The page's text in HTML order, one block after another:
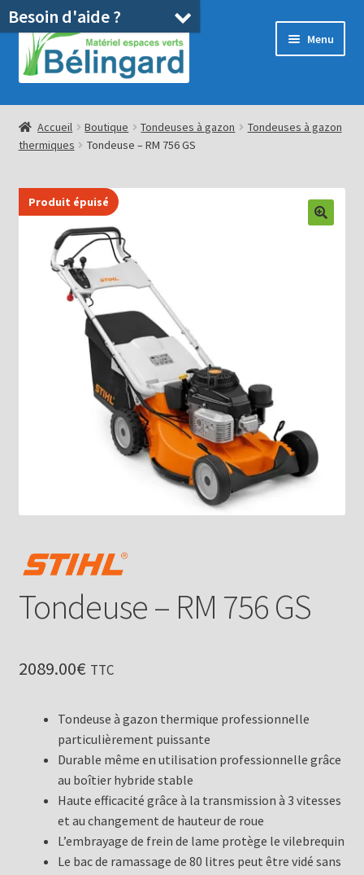
Aller
la
Aller
au
contenu
Menu
Accueil
Boutique
Location
Pièces détachées/SAV
Ouvrir
Occasions
Accueil Boutique Tondeuses à gazon
Tondeuses à gazon
thermiques
Tondeuse – RM 756 GS
Produit épuisé
Tondeuse – RM 756 GS
2089.00€ TTC
Tondeuse à gazon thermique professionnelle
particulièrement puissante
Durable même en utilisation professionnelle grâce
au boîtier hybride stable
Haute efficacité grâce à la transmission à 3 vitesses
et au changement de hauteur de roue
L’embrayage de frein de lame protège le vilebrequin
Le bac de ramassage de 80 litres peut être vidé sans
Besoin d'aide ?